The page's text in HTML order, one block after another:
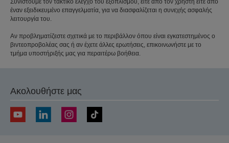
έναν εξειδικευμένο επαγγελματία, για να διασφαλίζεται η συνεχής ασφαλής
λειτουργία του.
Αν προβληματίζεστε σχετικά με το περιβάλλον όπου είναι εγκατεστημένος ο
βιντεοπροβολέας σας ή αν έχετε άλλες ερωτήσεις, επικοινωνήστε με το
τμήμα υποστήριξής μας για περαιτέρω βοήθεια.
Ακολουθήστε μας